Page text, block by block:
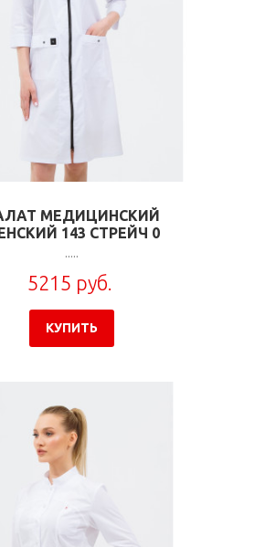
МЕДИЦИНСКИЙ
143 СТРЕЙЧ 0
.....
5215 руб.
КУПИТЬ